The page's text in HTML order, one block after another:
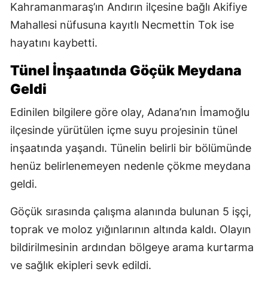
Kahramanmaraş’ın Andırın ilçesine bağlı Akifiye
Mahallesi nüfusuna kayıtlı Necmettin Tok ise
hayatını kaybetti.
Tünel İnşaatında Göçük Meydana
Geldi
Edinilen bilgilere göre olay, Adana’nın İmamoğlu
ilçesinde yürütülen içme suyu projesinin tünel
inşaatında yaşandı. Tünelin belirli bir bölümünde
henüz belirlenemeyen nedenle çökme meydana
geldi.
Göçük sırasında çalışma alanında bulunan 5 işçi,
toprak ve moloz yığınlarının altında kaldı. Olayın
bildirilmesinin ardından bölgeye arama kurtarma
ve sağlık ekipleri sevk edildi.